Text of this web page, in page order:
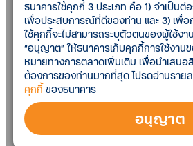
กองทุนตราสารทุน 30% (ระดั
ES-ULTIMATE GA2 เหมาะส
เสี่ยงได้ปานกลาง เน้นการจัด
สัดส่วนกองทุนตราสารหนี้
50% (ระดับความเสี่ยงกองทุน
ES-ULTIMATE GA3 เหมาะสำ
ผันผวนได้ดี มุ่งหวังผลตอบแ
การลงทุน กองทุนตราสารหนี้
ทุน 70% (ระดับความเสี่ยงกอง
ธนาคารใช้คุกกี้ 3 ประเภท คือ 1) จำเป็นต่
เพื่อประสบการณ์ที่ดีของท่าน และ 3) เพื่อ
ใช้คุกกี้จะไม่สามารถระบุตัวตนของผู้ใช้ง
“อนุญาต” ให้ธนาคารเก็บคุกกี้การใช้งาน
หมายทางการตลาดเพิ่มเติม เพื่อนำเสน
ต้องการของท่านมากที่สุด โปรดอ่านรายล
คุกกี้ของธนาคาร
อนุญาต